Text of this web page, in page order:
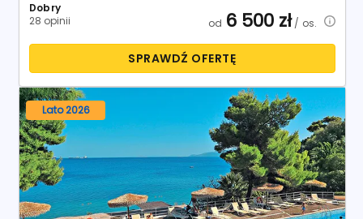
Dobry
28 opinii
od 6 500 zł/ os.
SPRAWDŹ OFERTĘ
Lato 2026